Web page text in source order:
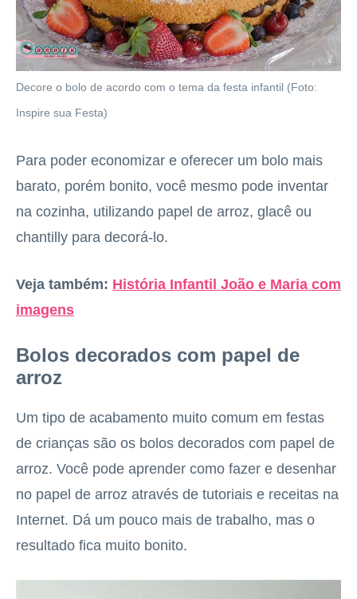
Decore o bolo de acordo com o tema da festa infantil (Foto:
Inspire sua Festa)
Para poder economizar e oferecer um bolo mais
barato, porém bonito, você mesmo pode inventar
na cozinha, utilizando papel de arroz, glacê ou
chantilly para decorá-lo.
Veja também: História Infantil João e Maria com
imagens
Bolos decorados com papel de
arroz
Um tipo de acabamento muito comum em festas
de crianças são os bolos decorados com papel de
arroz. Você pode aprender como fazer e desenhar
no papel de arroz através de tutoriais e receitas na
Internet. Dá um pouco mais de trabalho, mas o
resultado fica muito bonito.